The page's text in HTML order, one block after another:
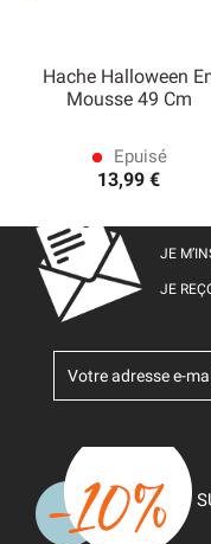
Hache Halloween
Mousse 49 Cm
lens Epuisé
13,99 €
JE
JE